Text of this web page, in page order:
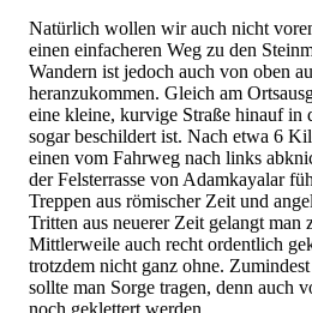
Natürlich wollen wir auch nicht
einen einfacheren Weg zu den
Wandern ist jedoch auch von oben
heranzukommen. Gleich am
eine kleine, kurvige Straße hinauf in
sogar beschildert ist. Nach etwa 6
einen vom Fahrweg nach links
der Felsterrasse von Adamkayalar
Treppen aus römischer Zeit und
Tritten aus neuerer Zeit gelangt man
Mittlerweile auch recht ordentlich
trotzdem nicht ganz ohne.
sollte man Sorge tragen, denn auch